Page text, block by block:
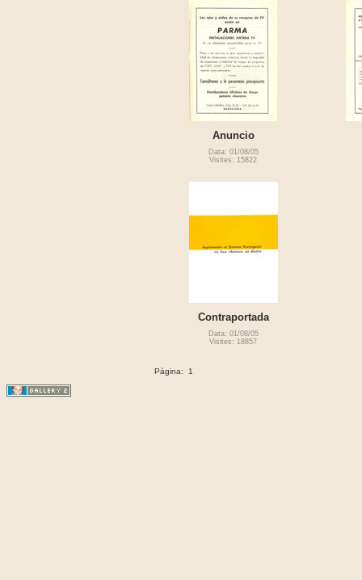
Anuncio
Data: 01/08/05
Visites: 15822
Contraportada
Data: 01/08/05
Visites: 18857
Pàgina: 1